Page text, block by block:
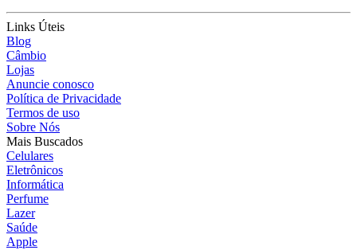
Links Úteis
Blog
Câmbio
Lojas
Anuncie conosco
Política de Privacidade
Termos de uso
Sobre Nós
Mais Buscados
Celulares
Eletrônicos
Informática
Perfume
Lazer
Saúde
Apple